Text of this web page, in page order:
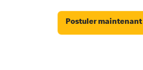
Postuler maintenant